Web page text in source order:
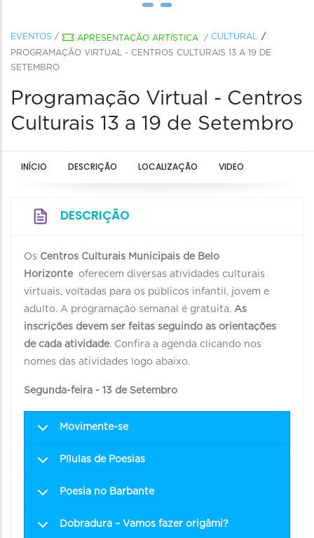
EVENTOS / APRESENTAÇÃO ARTÍSTICA / CULTURAL
PROGRAMAÇÃO VIRTUAL - CENTROS CULTURAIS 13 A 19 DE
SETEMBRO
Programação Virtual - Centros
Culturais 13 a 19 de Setembro
INÍCIO DESCRIÇÃO LOCALIZAÇÃO VIDEO
DESCRIÇÃO
Os Centros Culturais Municipais de Belo
Horizonte oferecem diversas atividades culturais
virtuais, voltadas para os públicos infantil, jovem e
adulto. A programação semanal é gratuita. As
inscrições devem ser feitas seguindo as orientações
de cada atividade. Confira a agenda clicando nos
nomes das atividades logo abaixo.
Segunda-feira - 13 de Setembro
Movimente-se
Pílulas de Poesias
Poesia no Barbante
Dobradura – Vamos fazer origâmi?